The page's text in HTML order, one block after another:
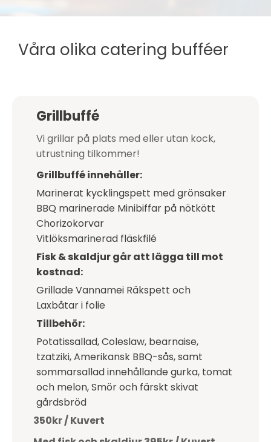
Våra olika catering bufféer
Grillbuffé
Vi grillar på plats med eller utan kock,
utrustning tilkommer!
Grillbuffé innehåller:
Marinerat kycklingspett med grönsaker
BBQ marinerade Minibiffar på nötkött
Chorizokorvar
Vitlöksmarinerad fläskfilé
Fisk & skaldjur går att lägga till mot
kostnad:
Grillade Vannamei Räkspett och
Laxbåtar i folie
Tillbehör:
Potatissallad, Coleslaw, bearnaise,
tzatziki, Amerikansk BBQ-sås, samt
sommarsallad innehållande gurka, tomat
och melon, Smör och färskt skivat
gårdsbröd
350kr / Kuvert